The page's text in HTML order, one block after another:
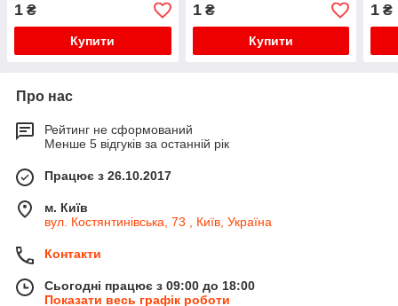
1 ₴
Купити
1₴
Купити
1 ₴
Про нас
Рейтинг не сформований
Менше 5 відгуків за останній рік
Працює з 26.10.2017
м. Київ
вул. Костянтинівська, 73 , Київ, Україна
Контакти
Сьогодні працює з 09:00 до 18:00
Показати весь графік роботи